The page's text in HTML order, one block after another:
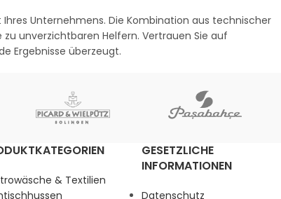
Unternehmens. Die Kombination aus technischer
unverzichtbaren Helfern. Vertrauen Sie auf
Ergebnisse überzeugt.
& Textilien
GESETZLICHE
INFORMATIONEN
Datenschutz